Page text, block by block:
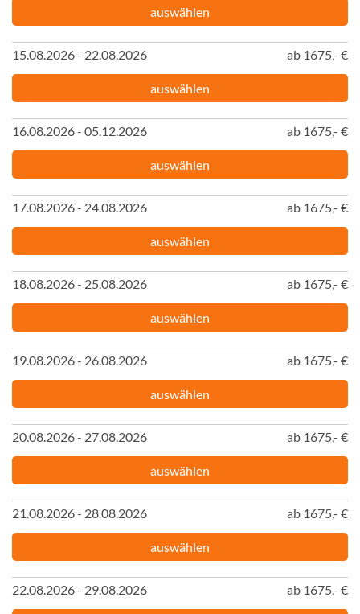
auswählen
15.08.2026 - 22.08.2026 ab 1675,- €
auswählen
16.08.2026 - 05.12.2026 ab 1675,- €
auswählen
17.08.2026 - 24.08.2026 ab 1675,- €
auswählen
18.08.2026 - 25.08.2026 ab 1675,- €
auswählen
19.08.2026 - 26.08.2026 ab 1675,- €
auswählen
20.08.2026 - 27.08.2026 ab 1675,- €
auswählen
21.08.2026 - 28.08.2026 ab 1675,- €
auswählen
22.08.2026 - 29.08.2026 ab 1675,- €